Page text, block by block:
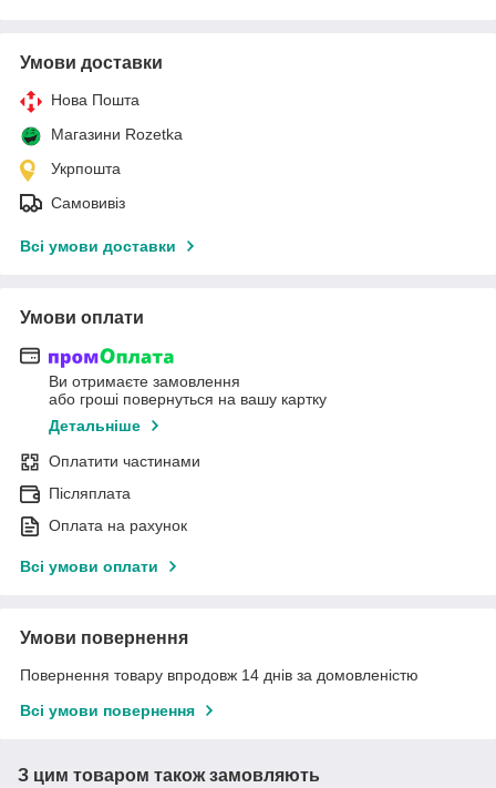
Умови доставки
Нова Пошта
Магазини Rozetka
Укрпошта
Самовивіз
Всі умови доставки
Умови оплати
Ви отримаєте замовлення
або гроші повернуться на вашу картку
Детальніше
Оплатити частинами
Післяплата
Оплата на рахунок
Всі умови оплати
Умови повернення
Повернення товару впродовж 14 днів за домовленістю
Всі умови повернення
З цим товаром також замовляють